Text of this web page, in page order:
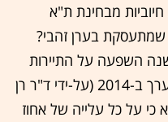
מבחינת ת"א
בערן זהבי?
השפעה על התיירות
לישראל", טוען שניר. "מחקר שנערך ב-2014 (על-ידי ד"ר רן
על כל עלייה של אחוז